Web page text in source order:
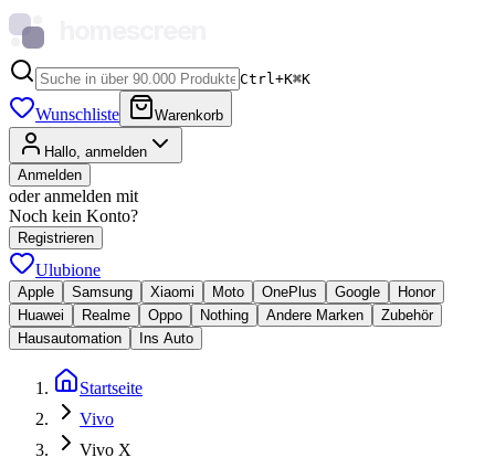
Ctrl+K⌘K
Wunschliste Warenkorb
Hallo, anmelden
Anmelden
oder anmelden mit
Noch kein Konto?
Registrieren
Ulubione
Apple Samsung Xiaomi Moto OnePlus Google
Honor
Huawei
Realme Oppo Nothing Andere Marken
Zubehör
Hausautomation
Ins Auto
Startseite
Vivo
Vivo X